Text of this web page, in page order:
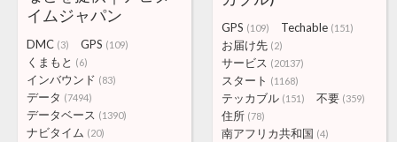
イムジャパン
DMC (3) GPS (109)
くまもと (6)
インバウンド (83)
データ (7494)
データベース (1390)
ナビタイム (20)
GPS (109) Techable (151)
お届け先 (2)
サービス (20137)
スタート (1168)
テッカブル (151) 不要 (359)
住所 (78)
南アフリカ共和国 (4)